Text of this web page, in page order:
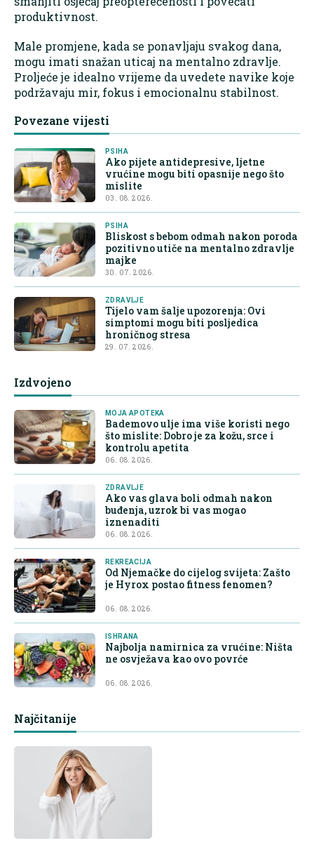
produktivnost.
Male promjene, kada se ponavljaju svakog dana,
mogu imati snažan uticaj na mentalno zdravlje.
Proljeće je idealno vrijeme da uvedete navike koje
podržavaju mir, fokus i emocionalnu stabilnost.
Povezane vijesti
PSIHA
Ako pijete antidepresive, ljetne
vrućine mogu biti opasnije nego što
mislite
03. 08. 2026.
PSIHA
Bliskost s bebom odmah nakon poroda
pozitivno utiče na mentalno zdravlje
majke
30. 07. 2026.
ZDRAVLJE
Tijelo vam šalje upozorenja: Ovi
simptomi mogu biti posljedica
hroničnog stresa
29. 07. 2026.
Izdvojeno
MOJA APOTEKA
Bademovo ulje ima više koristi nego
što mislite: Dobro je za kožu, srce i
kontrolu apetita
06. 08. 2026.
ZDRAVLJE
Ako vas glava boli odmah nakon
buđenja, uzrok bi vas mogao
iznenaditi
06. 08. 2026.
REKREACIJA
Od Njemačke do cijelog svijeta: Zašto
je Hyrox postao fitness fenomen?
06. 08. 2026.
ISHRANA
Najbolja namirnica za vrućine: Ništa
ne osvježava kao ovo povrće
06. 08. 2026.
Najčitanije